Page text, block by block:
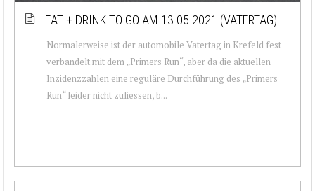
EAT + DRINK TO GO AM 13.05.2021 (VATERTAG)
Normalerweise ist der automobile Vatertag in Krefeld fest
verbandelt mit dem „Primers Run“, aber da die aktuellen
Inzidenzzahlen eine reguläre Durchführung des „Primers
Run“ leider nicht zuliessen, b...